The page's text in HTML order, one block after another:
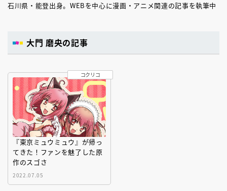
石川県・能登出身。WEBを中心に漫画・アニメ関連の記事を執筆中
大門 磨央の記事
コクリコ
『東京ミュウミュウ』が帰っ
てきた！ファンを魅了した原
作のスゴさ
2022.07.05